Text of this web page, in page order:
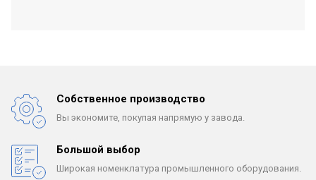
Собственное производство
Вы экономите, покупая напрямую у завода.
Большой выбор
Широкая номенклатура промышленного оборудования.